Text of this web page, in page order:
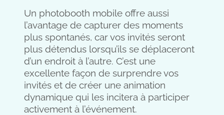
Un photobooth mobile offre aussi
l’avantage de capturer des moments
plus spontanés, car vos invités seront
plus détendus lorsqu’ils se déplaceront
d’un endroit à l’autre. C’est une
excellente façon de surprendre vos
invités et de créer une animation
dynamique qui les incitera à participer
activement à l’événement.